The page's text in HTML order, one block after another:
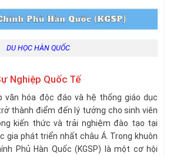
DU HỌC HÀN QUỐC
Nghiệp Quốc Tế
văn hóa độc đáo và hệ thống giáo dục
thành điểm đến lý tưởng cho sinh viên
kiến thức và trải nghiệm đào tạo tại
gia phát triển nhất châu Á. Trong khuôn
Phủ Hàn Quốc (KGSP) là một cơ hội